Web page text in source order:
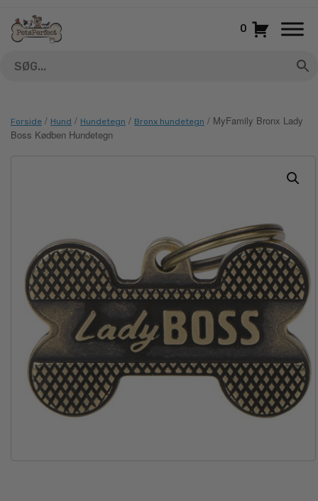
indhold
0
Forside / Hund / Hundetegn / Bronx hundetegn / MyFamily Bronx Lady
Boss Kødben Hundetegn